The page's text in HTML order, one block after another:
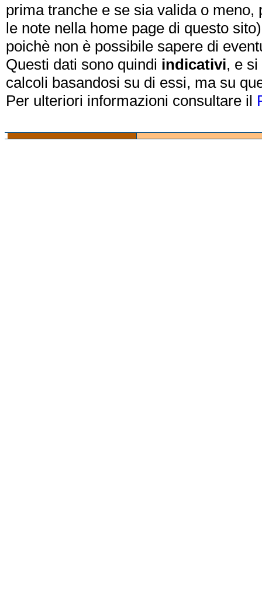
prima tranche e se sia valida o
le note nella home page di questo
poichè non è possibile sapere di
Questi dati sono quindi indicativi, e
calcoli basandosi su di essi, ma su
Per ulteriori informazioni consultare il